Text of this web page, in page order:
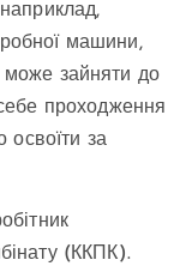
машини,
може зайняти до
проходження
освоїти за
(ККПК).